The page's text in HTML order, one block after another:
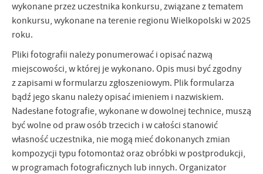
wykonane przez uczestnika konkursu, związane z tematem
konkursu, wykonane na terenie regionu Wielkopolski w 2025
roku.
Pliki fotografii należy ponumerować i opisać nazwą
miejscowości, w której je wykonano. Opis musi być zgodny
z zapisami w formularzu zgłoszeniowym. Plik formularza
bądź jego skanu należy opisać imieniem i nazwiskiem.
Nadesłane fotografie, wykonane w dowolnej technice, muszą
być wolne od praw osób trzecich i w całości stanowić
własność uczestnika, nie mogą mieć dokonanych zmian
kompozycji typu fotomontaż oraz obróbki w postprodukcji,
w programach fotograficznych lub innych. Organizator